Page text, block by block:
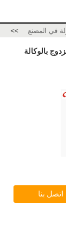
في المصنع >>
بالوكالة
اتصل بنا